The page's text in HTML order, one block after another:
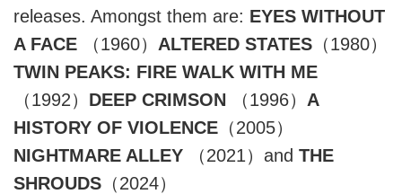
releases. Amongst them are: EYES WITHOUT
A FACE （1960） ALTERED STATES （1980）
TWIN PEAKS: FIRE WALK WITH ME
（1992） DEEP CRIMSON （1996） A
HISTORY OF VIOLENCE （2005）
NIGHTMARE ALLEY
（2021）and THE
SHROUDS （2024）